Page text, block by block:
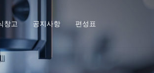
창고 공지사항 편성표